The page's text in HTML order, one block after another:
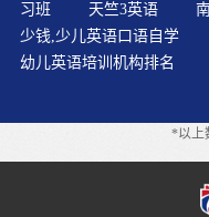
习班
天竺3英语
少钱,少儿英语口语自学
幼儿英语培训机构排名
*以上